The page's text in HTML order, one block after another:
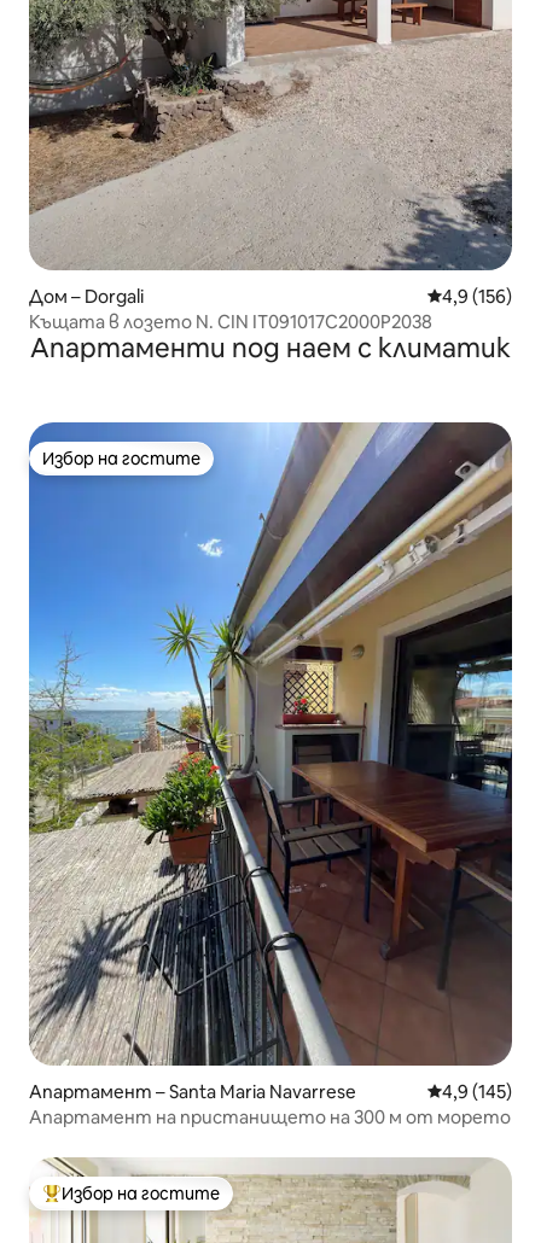
Дом – Dorgali Средна
4,9 (156)
Къщата в лозето N. CIN IT091017C2000P2038
Апартаменти под наем с климатик
Избор на гостите
Избор на гостите
Апартамент – Santa Maria Navarrese Средна
4,9 (145)
Апартамент на пристанището на 300 м от морето
Най-популярен избор на гостите
Избор на гостите